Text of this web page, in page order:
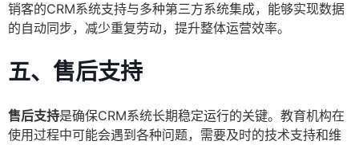
销客的CRM系统支持与多种第三方系统集成，能够实现数据
的自动同步，减少重复劳动，提升整体运营效率。
五、售后支持
售后支持是确保CRM系统长期稳定运行的关键。教育机构在
使用过程中可能会遇到各种问题，需要及时的技术支持和维